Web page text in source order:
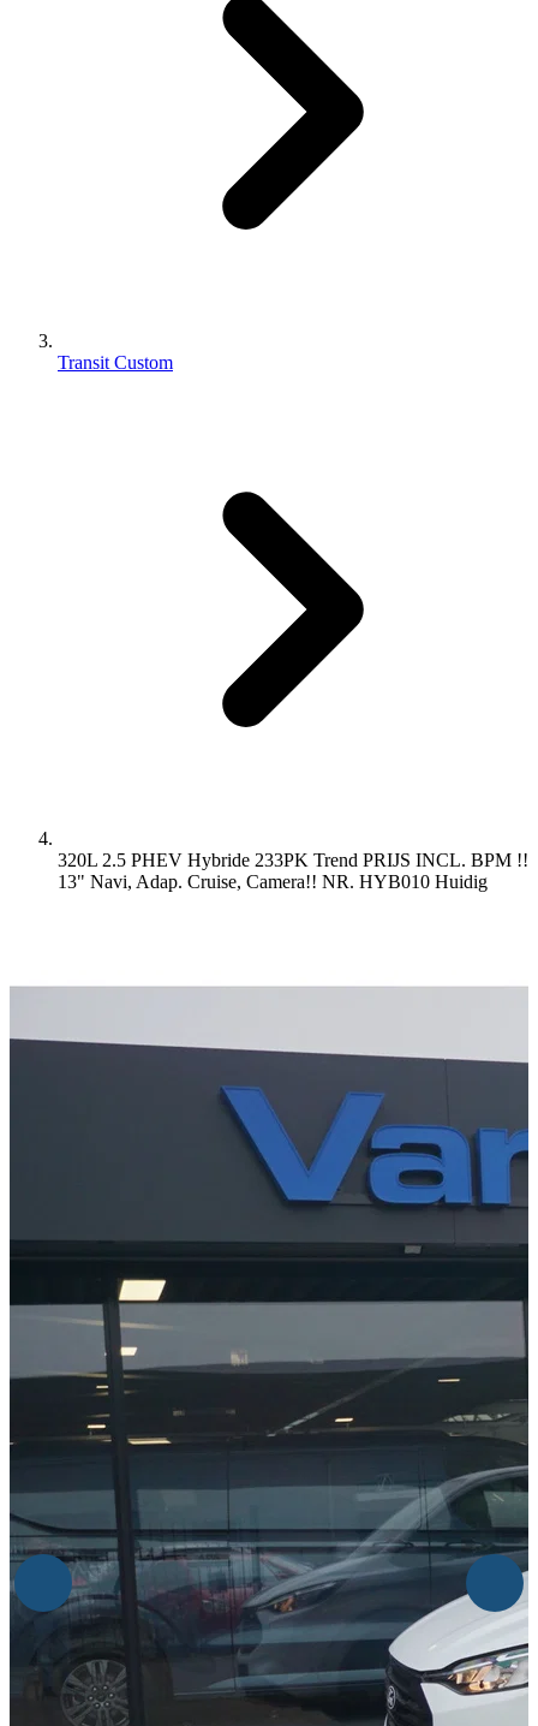
Transit Custom
320L 2.5 PHEV Hybride 233PK Trend PRIJS INCL. BPM !!
13" Navi, Adap. Cruise, Camera!! NR. HYB010 Huidig